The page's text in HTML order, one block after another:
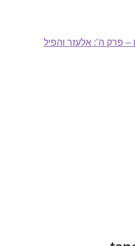
פרק ה’: אלעזר והפיל